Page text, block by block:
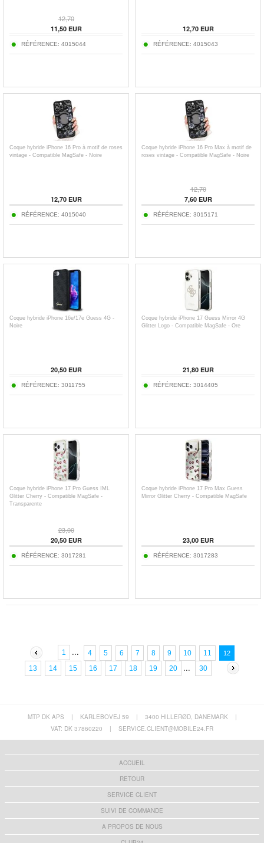
12,70
11,50EUR
RÉFÉRENCE: 4015044
12,70EUR
RÉFÉRENCE: 4015043
Coque hybride iPhone 16 Pro à motif de roses
vintage - Compatible MagSafe - Noire
12,70EUR
RÉFÉRENCE: 4015040
Coque hybride iPhone 16 Pro Max à motif de
roses vintage - Compatible MagSafe - Noire
12,70
7,60EUR
RÉFÉRENCE: 3015171
Coque hybride iPhone 16e/17e Guess 4G -
Noire
20,50EUR
RÉFÉRENCE: 3011755
Coque hybride iPhone 17 Guess Mirror 4G
Glitter Logo - Compatible MagSafe - Ore
21,80EUR
RÉFÉRENCE: 3014405
Coque hybride iPhone 17 Pro Guess IML
Glitter Cherry - Compatible MagSafe -
Transparente
23,00
20,50EUR
RÉFÉRENCE: 3017281
Coque hybride iPhone 17 Pro Max Guess
Mirror Glitter Cherry - Compatible MagSafe
23,00EUR
RÉFÉRENCE: 3017283
1 ... 4 5 6 7 8 9 10 11 12
13 14 15 16 17 18 19 20 ... 30
MTP DK APS | KARLEBOVEJ 59 | 3400 HILLERØD, DANEMARK
|
VAT: DK 37860220
| SERVICE.CLIENT@MOBILE24.FR
ACCUEIL
RETOUR
SERVICE CLIENT
SUIVI DE COMMANDE
A PROPOS DE NOUS